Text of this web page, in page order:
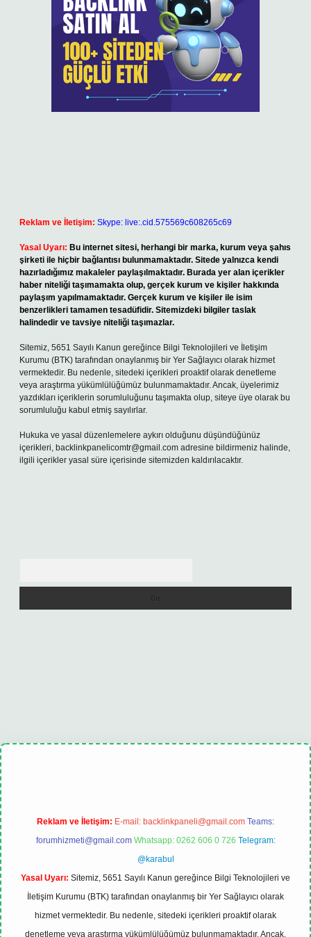
Reklam ve İletişim: Skype: live:.cid.575569c608265c69
Yasal Uyarı: Bu internet sitesi, herhangi bir marka, kurum veya şahıs
şirketi ile hiçbir bağlantısı bulunmamaktadır. Sitede yalnızca kendi
hazırladığımız makaleler paylaşılmaktadır. Burada yer alan içerikler
haber niteliği taşımamakta olup, gerçek kurum ve kişiler hakkında
paylaşım yapılmamaktadır. Gerçek kurum ve kişiler ile isim
benzerlikleri tamamen tesadüfidir. Sitemizdeki bilgiler taslak
halindedir ve tavsiye niteliği taşımazlar.
Sitemiz, 5651 Sayılı Kanun gereğince Bilgi Teknolojileri ve İletişim
Kurumu (BTK) tarafından onaylanmış bir Yer Sağlayıcı olarak hizmet
vermektedir. Bu nedenle, sitedeki içerikleri proaktif olarak denetleme
veya araştırma yükümlülüğümüz bulunmamaktadır. Ancak, üyelerimiz
yazdıkları içeriklerin sorumluluğunu taşımakta olup, siteye üye olarak bu
sorumluluğu kabul etmiş sayılırlar.
Hukuka ve yasal düzenlemelere aykırı olduğunu düşündüğünüz
içerikleri, backlinkpanelicomtr@gmail.com adresine bildirmeniz halinde,
ilgili içerikler yasal süre içerisinde sitemizden kaldırılacaktır.
tulipbet güncel
Reklam ve İletişim: E-mail: backlinkpaneli@gmail.com Teams:
forumhizmeti@gmail.com Whatsapp: 0262 606 0 726 Telegram:
@karabul
Yasal Uyarı: Sitemiz, 5651 Sayılı Kanun gereğince Bilgi Teknolojileri ve
İletişim Kurumu (BTK) tarafından onaylanmış bir Yer Sağlayıcı olarak
hizmet vermektedir. Bu nedenle, sitedeki içerikleri proaktif olarak
denetleme veya araştırma yükümlülüğümüz bulunmamaktadır. Ancak,